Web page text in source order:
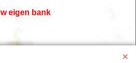
eigen bank